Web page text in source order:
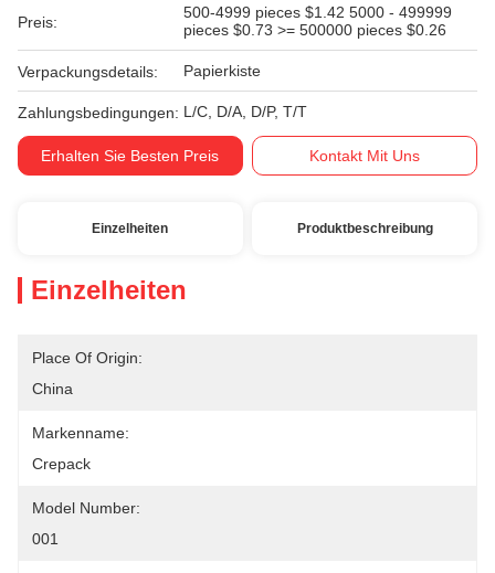
Preis:
500-4999 pieces $1.42 5000 - 499999
pieces $0.73 >= 500000 pieces $0.26
Verpackungsdetails: Papierkiste
Zahlungsbedingungen: L/C, D/A, D/P, T/T
Erhalten Sie Besten Preis Kontakt Mit Uns
Einzelheiten Produktbeschreibung
Einzelheiten
Place Of Origin:
China
Markenname:
Crepack
Model Number:
001